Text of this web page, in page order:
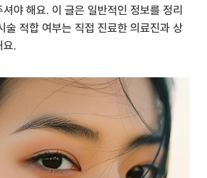
야 해요. 이 글은 일반적인 정보를 정리
술 적합 여부는 직접 진료한 의료진과 상
요.